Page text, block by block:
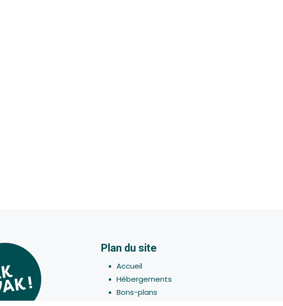
Plan du site
Accueil
Hébergements
Bons-plans